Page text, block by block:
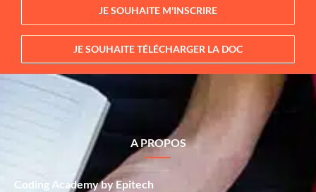
JE SOUHAITE M'INSCRIRE
JE SOUHAITE TÉLÉCHARGER LA DOC
A PROPOS
Coding Academy by Epitech